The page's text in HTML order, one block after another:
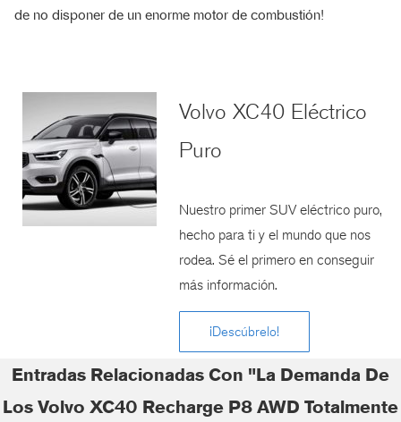
de no disponer de un enorme motor de combustión!
Volvo XC40 Eléctrico
Puro
Nuestro primer SUV eléctrico puro,
hecho para ti y el mundo que nos
rodea. Sé el primero en conseguir
más información.
¡Descúbrelo!
Entradas Relacionadas Con "La Demanda De
Los Volvo XC40 Recharge P8 AWD Totalmente